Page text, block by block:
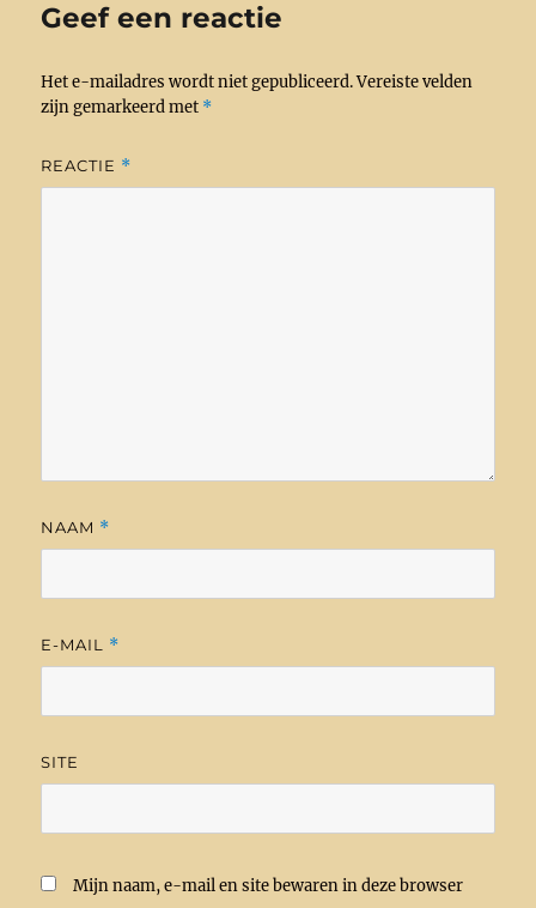
Geef een reactie
Het e-mailadres wordt niet gepubliceerd. Vereiste velden
zijn gemarkeerd met *
REACTIE *
NAAM *
E-MAIL *
SITE
Mijn naam, e-mail en site bewaren in deze browser